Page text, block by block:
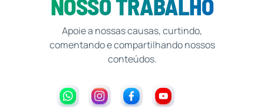
NOSSO TRABALHO
Apoie a nossas causas, curtindo,
comentando e compartilhando nossos
conteúdos.